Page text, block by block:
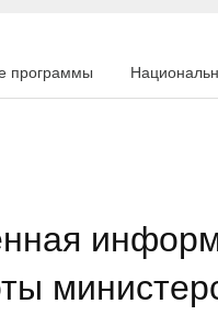
программы